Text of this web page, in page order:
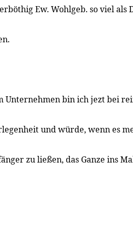
Ew. Wohlgeb. so viel als
Unternehmen bin ich jezt bei
und würde, wenn es
zu ließen, das Ganze ins